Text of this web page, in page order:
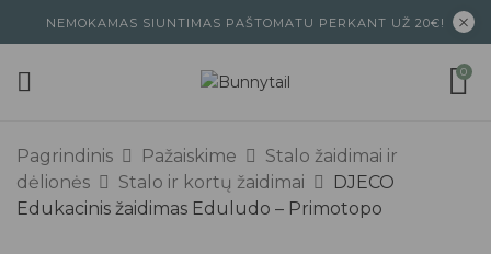
NEMOKAMAS SIUNTIMAS PAŠTOMATU PERKANT UŽ 20€!
0
Pagrindinis Pažaiskime
Stalo žaidimai ir
dėlionės
Stalo ir kortų žaidimai
DJECO
Edukacinis žaidimas Eduludo – Primotopo